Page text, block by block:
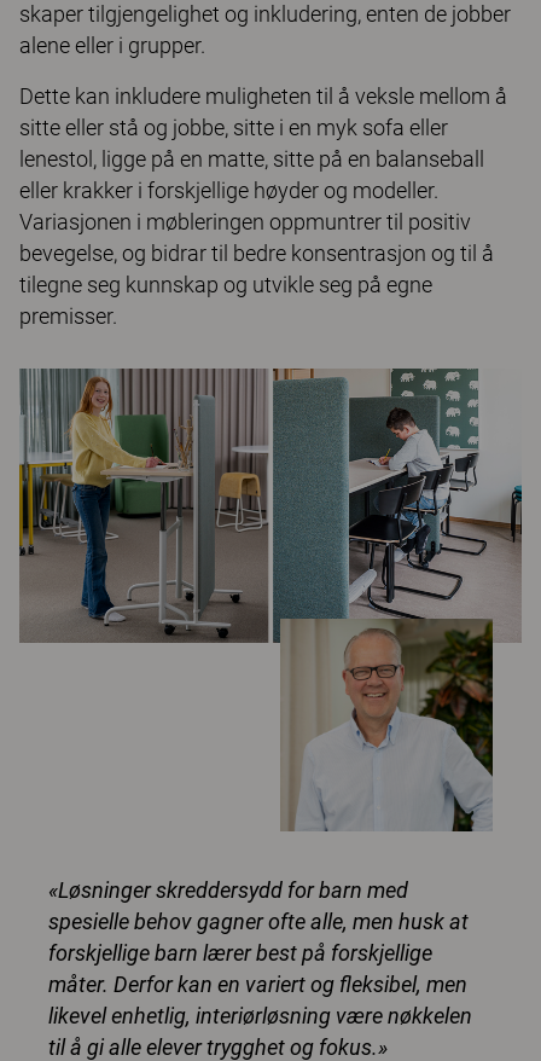
skaper tilgjengelighet og inkludering, enten de jobber
alene eller i grupper.
Dette kan inkludere muligheten til å veksle mellom å
sitte eller stå og jobbe, sitte i en myk sofa eller
lenestol, ligge på en matte, sitte på en balanseball
eller krakker i forskjellige høyder og modeller.
Variasjonen i møbleringen oppmuntrer til positiv
bevegelse, og bidrar til bedre konsentrasjon og til å
tilegne seg kunnskap og utvikle seg på egne
premisser.
«Løsninger skreddersydd for barn med
spesielle behov gagner ofte alle, men husk at
forskjellige barn lærer best på forskjellige
måter. Derfor kan en variert og fleksibel, men
likevel enhetlig, interiørløsning være nøkkelen
til å gi alle elever trygghet og fokus.»